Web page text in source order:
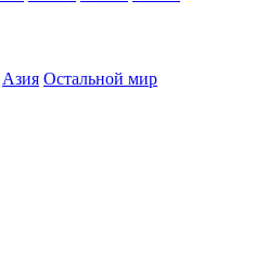
Азия Остальной мир